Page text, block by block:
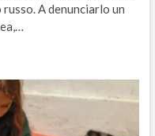
A denunciarlo un